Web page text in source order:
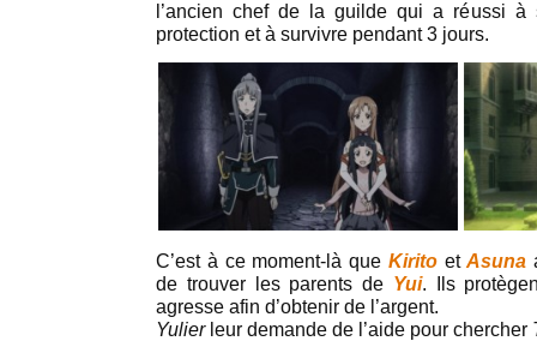
l’ancien chef de la guilde qui a réussi
protection et à survivre pendant 3 jours.
C’est à ce moment-là que Kirito etAsuna
de trouver les parents de Yui. Ils
agresse afin d’obtenir de l’argent.
Yulier leur demande de l’aide pour chercher